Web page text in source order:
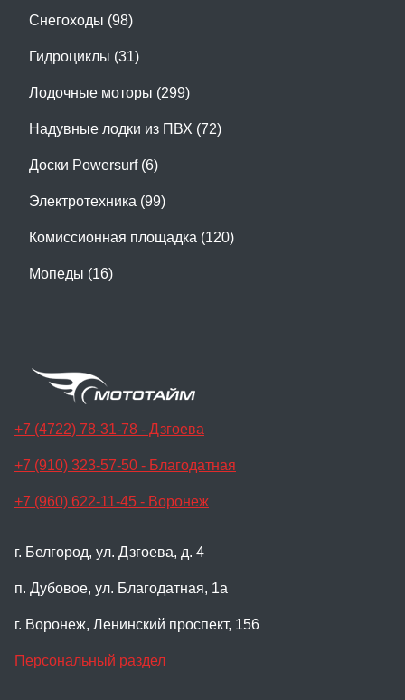
Снегоходы (98)
Гидроциклы (31)
Лодочные моторы (299)
Надувные лодки из ПВХ (72)
Доски Powersurf (6)
Электротехника (99)
Комиссионная площадка (120)
Мопеды (16)
+7 (4722) 78-31-78 - Дзгоева
+7 (910) 323-57-50 - Благодатная
+7 (960) 622-11-45 - Воронеж
г. Белгород, ул. Дзгоева, д. 4
п. Дубовое, ул. Благодатная, 1а
г. Воронеж, Ленинский проспект, 156
Персональный раздел